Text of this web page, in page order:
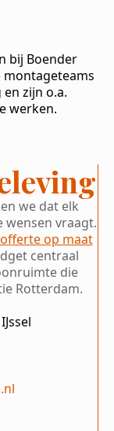
bij Boender
montageteams
zijn o.a.
werken.
we dat elk
wensen vraagt.
op maat
centraal
die
Rotterdam.